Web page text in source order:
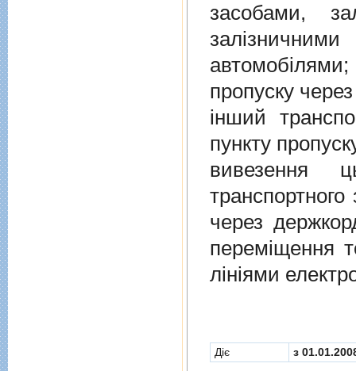
засобами,
залiзничними
пропуску
iнший
пункту
вивезення
через
перемiщення
лiнiями
Діє з